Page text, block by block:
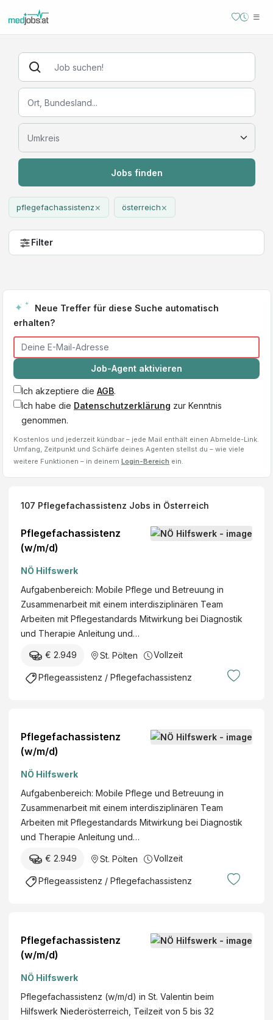
Jobs finden
pflegefachassistenz× österreich×
Filter
Neue Treffer für diese Suche automatisch
erhalten?
Job-Agent aktivieren
Ich akzeptiere die AGB.
Ich habe die Datenschutzerklärung zur Kenntnis
genommen.
Kostenlos und jederzeit kündbar – jede Mail enthält einen Abmelde-Link.
Umfang, Zeitpunkt und Schärfe deines Agenten stellst du – wie viele
weitere Funktionen – in deinem Login-Bereich ein.
107 Pflegefachassistenz Jobs in Österreich
Pflegefachassistenz
(w/m/d)
NÖ Hilfswerk
Aufgabenbereich: Mobile Pflege und Betreuung in
Zusammenarbeit mit einem interdisziplinären Team
Arbeiten mit Pflegestandards Mitwirkung bei Diagnostik
und Therapie Anleitung und…
€ 2.949 St. Pölten Vollzeit
Pflegeassistenz / Pflegefachassistenz
Pflegefachassistenz
(w/m/d)
NÖ Hilfswerk
Aufgabenbereich: Mobile Pflege und Betreuung in
Zusammenarbeit mit einem interdisziplinären Team
Arbeiten mit Pflegestandards Mitwirkung bei Diagnostik
und Therapie Anleitung und…
€ 2.949 St. Pölten Vollzeit
Pflegeassistenz / Pflegefachassistenz
Pflegefachassistenz
(w/m/d)
NÖ Hilfswerk
Pflegefachassistenz (w/m/d) in St. Valentin beim
Hilfswerk Niederösterreich, Teilzeit von 5 bis 32